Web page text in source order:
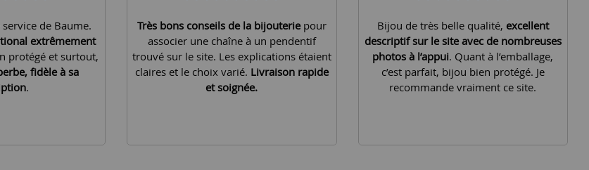
de Baume.
extrêmement
protégé et surtout,
fidèle à sa
.
Très bons conseils de la bijouteriepour
associer une chaîne à un pendentif
trouvé sur le site. Les explications étaient
claires et le choix varié. Livraison rapide
et soignée.
Bijou de très belle qualité, excellent
descriptif sur le site avec de nombreuses
photos à l’appui. Quant à l’emballage,
c’est parfait, bijou bien protégé. Je
recommande vraiment ce site.